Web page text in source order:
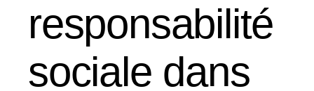
responsabilité
sociale dans